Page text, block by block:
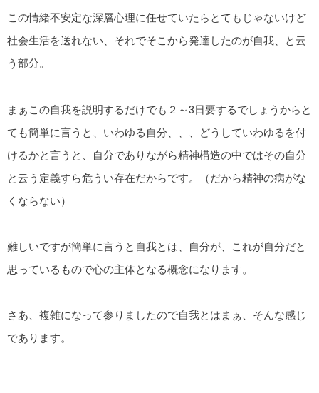
この情緒不安定な深層心理に任せていたらとてもじゃないけど
社会生活を送れない、それでそこから発達したのが自我、と云
う部分。
まぁこの自我を説明するだけでも２～3日要するでしょうからと
ても簡単に言うと、いわゆる自分、、、どうしていわゆるを付
けるかと言うと、自分でありながら精神構造の中ではその自分
と云う定義すら危うい存在だからです。（だから精神の病がな
くならない）
難しいですが簡単に言うと自我とは、自分が、これが自分だと
思っているもので心の主体となる概念になります。
さあ、複雑になって参りましたので自我とはまぁ、そんな感じ
であります。